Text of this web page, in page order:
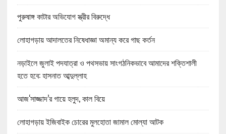
পুরুষাঙ্গ কাটার অভিযোগ স্ত্রীর বিরুদ্ধে
লোহাগড়ায় আদালতের নিষেধাজ্ঞা অমান্য করে গাছ কর্তন
নড়াইলে জুলাই পদযাত্রা ও পথসভায় সাংগঠনিকভাবে আমাদের শক্তিশালী
হতে হবে: হাসনাত আব্দুল্লাহ
আজ‘সাজ্জাদ’র গায়ে হলুদ, কাল বিয়ে
লোহাগড়ায় ইজিবাইক চোরের মুলহোতা জামাল মোল্যা আটক